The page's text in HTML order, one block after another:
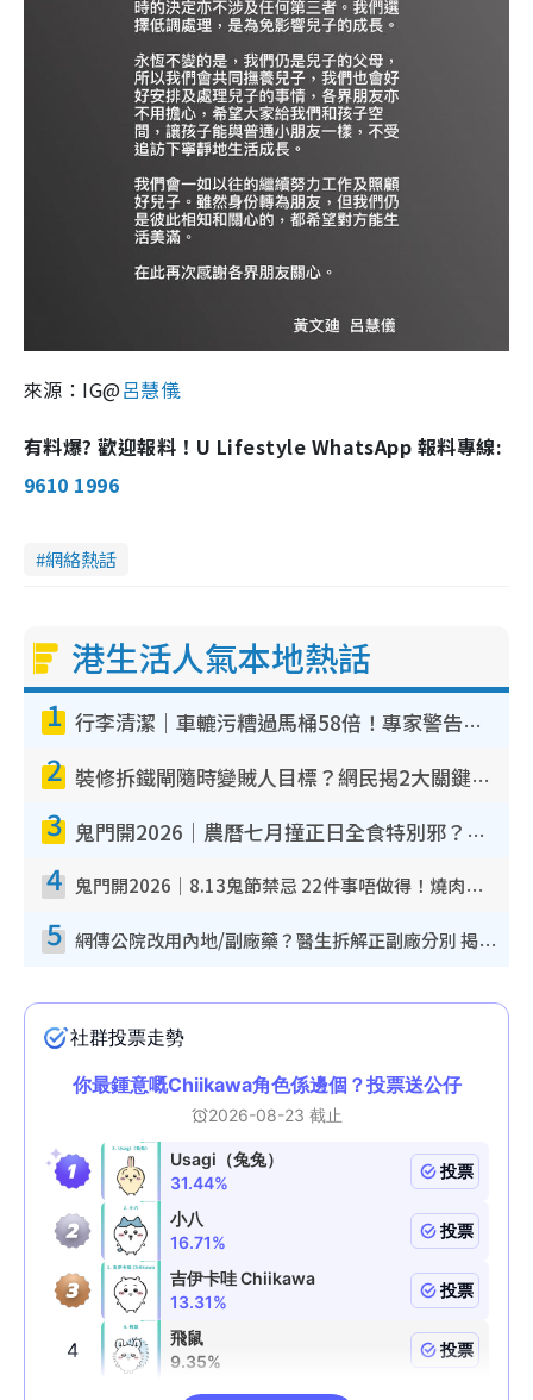
來源：IG@呂慧儀
有料爆? 歡迎報料！U Lifestyle WhatsApp 報料專線:
9610 1996
網絡熱話
港生活人氣本地熱話
1 行李清潔｜車轆污糟過馬桶58倍！專家警告忌用酒精抹 教1招免污手除菌
2 裝修拆鐵閘隨時變賊人目標？網民揭2大關鍵用途：裝新式等於白裝？附新舊鐵閘分別
3 鬼門開2026｜農曆七月撞正日全食特別邪？專家警告切忌做一事！揭4大禁忌+2招保平安
4 鬼門開2026｜8.13鬼節禁忌 22件事唔做得！燒肉、刺身要少食？半夜勿吹口哨/打呢個電話
5 網傳公院改用內地/副廠藥？醫生拆解正副廠分別 揭4類人換藥隨時出事